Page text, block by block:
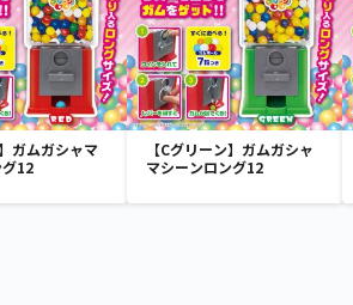
ガムガシャマ
12
【Cグリーン】ガムガシャ
マシーンロング12